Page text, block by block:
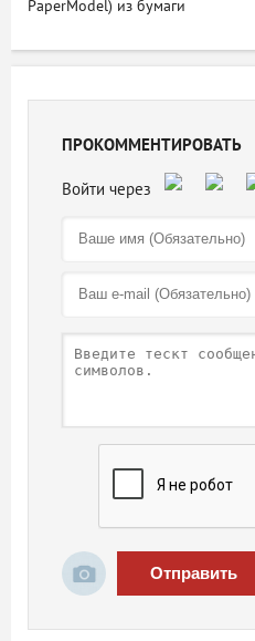
PaperModel) из бумаги
ПРОКОММЕНТИРОВАТЬ
Отправить